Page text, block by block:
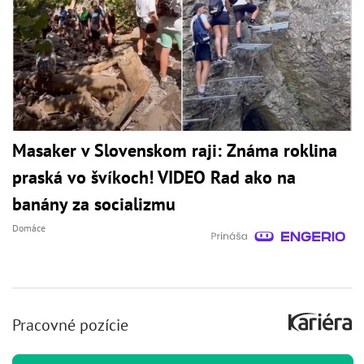
Masaker v Slovenskom raji: Známa roklina
praská vo švíkoch! VIDEO Rad ako na
banány za socializmu
Domáce
Pracovné pozície